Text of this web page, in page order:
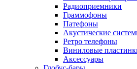
Радиоприемники
Граммофоны
Патефоны
Акустические
Ретро телефоны
Виниловые
Аксессуары